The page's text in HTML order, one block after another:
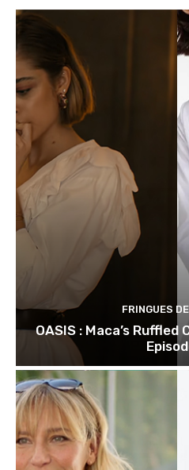
FRINGUES
OASIS : Maca’s